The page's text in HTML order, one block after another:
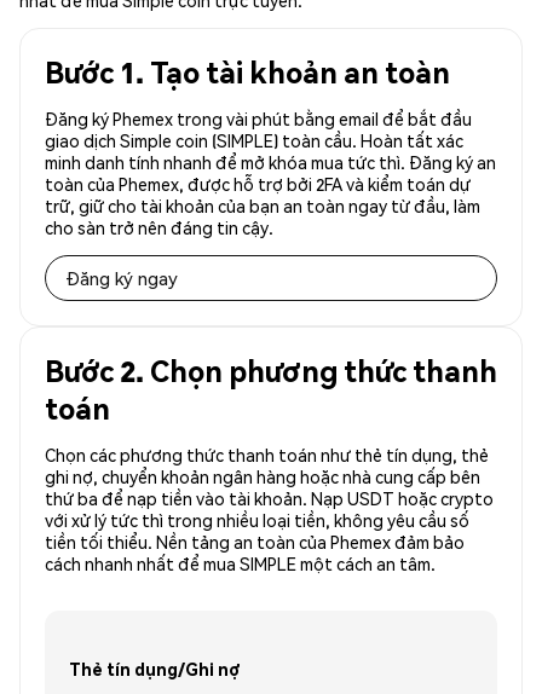
Bước 1. Tạo tài khoản an toàn
Đăng ký Phemex trong vài phút bằng email để bắt đầu
giao dịch Simple coin (SIMPLE) toàn cầu. Hoàn tất xác
minh danh tính nhanh để mở khóa mua tức thì. Đăng ký an
toàn của Phemex, được hỗ trợ bởi 2FA và kiểm toán dự
trữ, giữ cho tài khoản của bạn an toàn ngay từ đầu, làm
cho sàn trở nên đáng tin cậy.
Đăng ký ngay
Bước 2. Chọn phương thức thanh
toán
Chọn các phương thức thanh toán như thẻ tín dụng, thẻ
ghi nợ, chuyển khoản ngân hàng hoặc nhà cung cấp bên
thứ ba để nạp tiền vào tài khoản. Nạp USDT hoặc crypto
với xử lý tức thì trong nhiều loại tiền, không yêu cầu số
tiền tối thiểu. Nền tảng an toàn của Phemex đảm bảo
cách nhanh nhất để mua SIMPLE một cách an tâm.
Thẻ tín dụng/Ghi nợ